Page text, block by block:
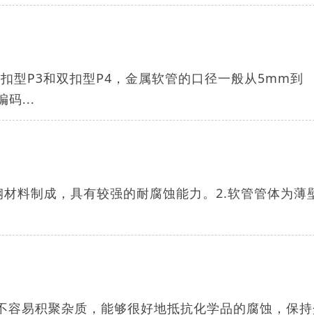
型P3和双扣型P4，金属软管的口径一般从5mm到
码...
料制成，具有较强的耐腐蚀能力。2.软管管体为薄
易积聚杂质，能够很好地抵抗化学品的腐蚀，保